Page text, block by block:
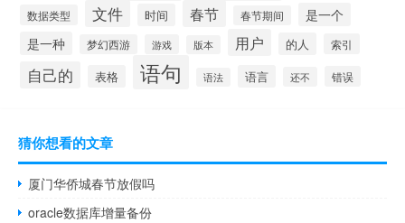
数据类型 文件 时间 春节 春节期间
是一个
是一种
梦幻西游 游戏 版本 用户 的人 索引
自己的 表格 语句 语法 语言 还不 错误
猜你想看的文章
厦门华侨城春节放假吗
oracle数据库增量备份